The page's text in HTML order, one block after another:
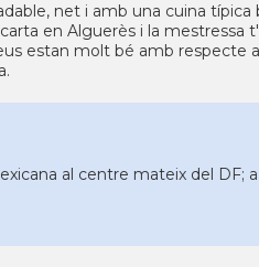
net i amb una cuina
en Alguerès i la
estan molt bé amb respecte
al centre mateix del DF;